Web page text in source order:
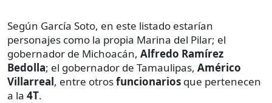
Según García Soto, en este listado estarían
personajes como la propia Marina del Pilar; el
gobernador de Michoacán, Alfredo Ramírez
Bedolla; el gobernador de Tamaulipas, Américo
Villarreal, entre otrosfuncionarios que pertenecen
a la 4T.